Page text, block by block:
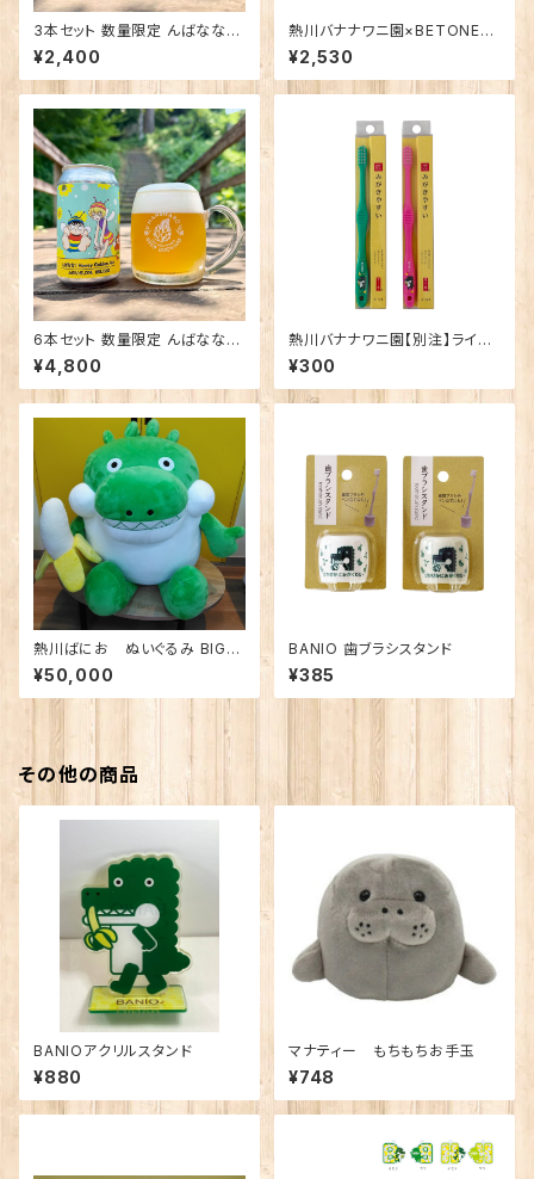
3本セット 数量限定 んばなな！
Honey Golden Ale
¥2,400
熱川バナナワニ園×BETONES
熱川ばにお NAVY
¥2,530
6本セット 数量限定 んばなな！
Honey Golden Ale
¥4,800
熱川バナナワニ園【別注】ライフ
レンジ 磨きやすい歯ブラシ 極
（ばにお柄）子供用
¥300
熱川ばにお ぬいぐるみ BIG
※送料込み・メーカー直送のた
め、他の商品とは一緒にご注文
いただけません。
¥50,000
BANIO 歯ブラシスタンド
¥385
その他の商品
BANIOアクリルスタンド
¥880
マナティー もちもちお手玉
¥748